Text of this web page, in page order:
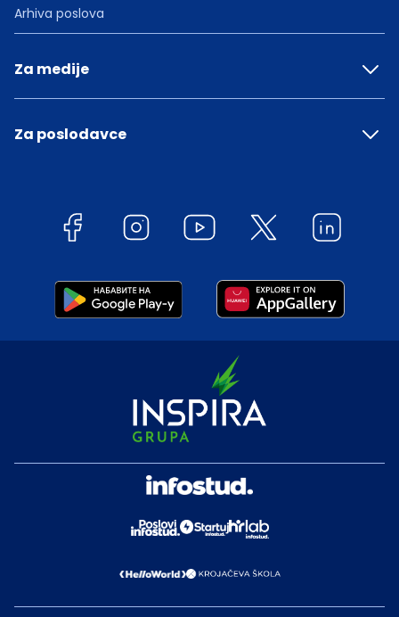
Arhiva poslova
Za medije
Za poslodavce